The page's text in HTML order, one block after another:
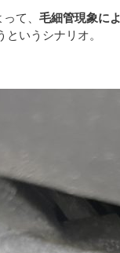
て、 毛細管現象に
というシナリオ。